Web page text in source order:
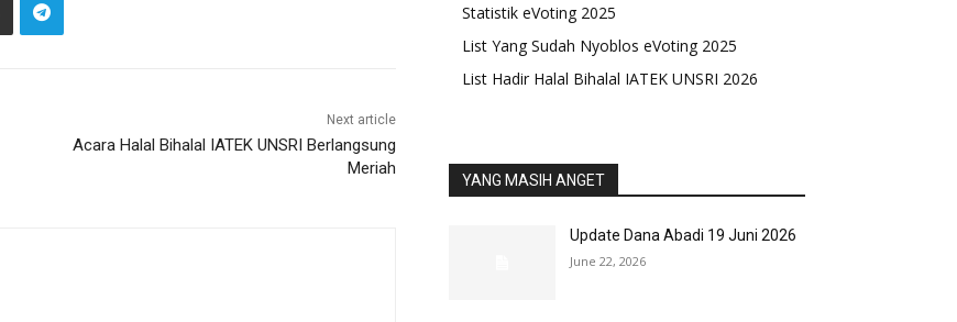
Next article
Acara Halal Bihalal IATEK UNSRI Berlangsung
Meriah
Statistik eVoting 2025
List Yang Sudah Nyoblos eVoting 2025
List Hadir Halal Bihalal IATEK UNSRI 2026
YANG MASIH ANGET
Update Dana Abadi 19 Juni 2026
June 22, 2026